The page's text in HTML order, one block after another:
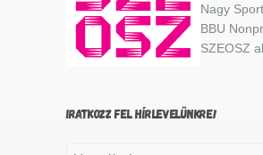
Nagy
BBU
SZEOSZ
IRATKOZZ FEL HÍRLEVELÜNKRE!